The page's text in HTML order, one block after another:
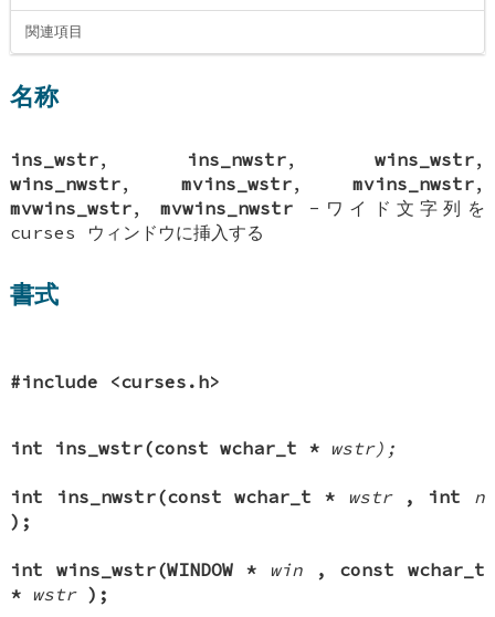
関連項目
名称
ins_wstr, ins_nwstr, wins_wstr,
wins_nwstr, mvins_wstr, mvins_nwstr,
mvwins_wstr, mvwins_nwstr-ワイド文字列を
curses ウィンドウに挿入する
書式
#include <curses.h>
int ins_wstr(const wchar_t * wstr);
int ins_nwstr(const wchar_t * wstr , int n
);
int wins_wstr(WINDOW * win
, const wchar_t
* wstr );